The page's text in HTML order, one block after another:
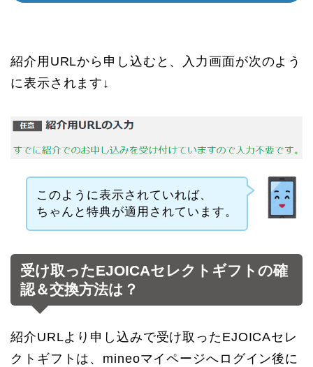
紹介用URLから申し込むと、入力画面が次のよう
に表示されます↓
このように表示されていれば、
ちゃんと特典が適用されています。
受け取ったEJOICAセレクトギフトの確
認＆交換方法は？
紹介URLより申し込みで受け取ったEJOICAセレ
クトギフトは、mineoマイページへログイン後に